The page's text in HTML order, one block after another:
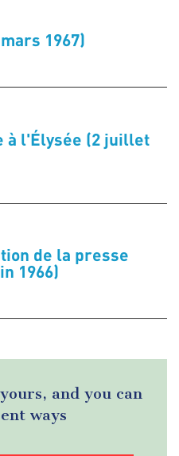
1967)
à l'Élysée (2 juillet
de la presse
1966)
and you can
ways